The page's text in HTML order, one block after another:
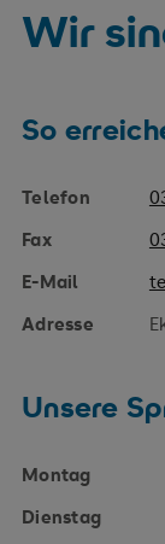
Wir
So
Telefon
Fax
E-Mail
Adresse
Unsere
Montag
Dienstag